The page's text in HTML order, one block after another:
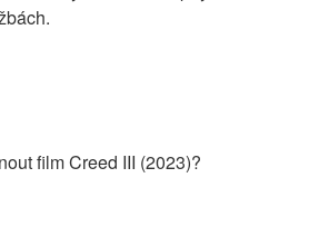
film Creed III (2023)?